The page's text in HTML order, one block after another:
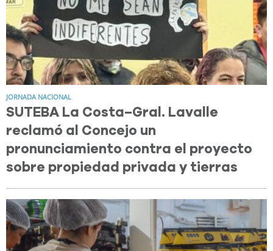
JORNADA NACIONAL
SUTEBA La Costa–Gral. Lavalle
reclamó al Concejo un
pronunciamiento contra el proyecto
sobre propiedad privada y tierras